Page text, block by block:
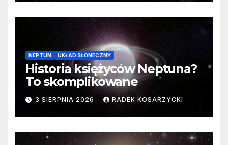
NEPTUN UKŁAD SŁONECZNY
Historia księżyców Neptuna?
To skomplikowane
3 SIERPNIA 2026 RADEK KOSARZYCKI